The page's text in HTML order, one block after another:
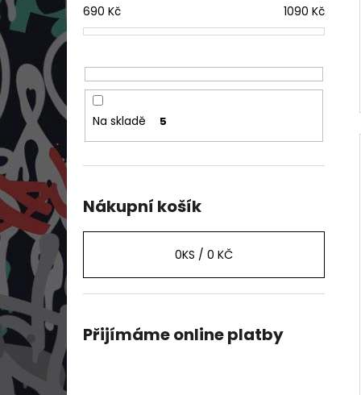
690 Kč 1090 Kč
Na skladě 5
Nákupní košík
0KS / 0 KČ
Přijímáme online platby